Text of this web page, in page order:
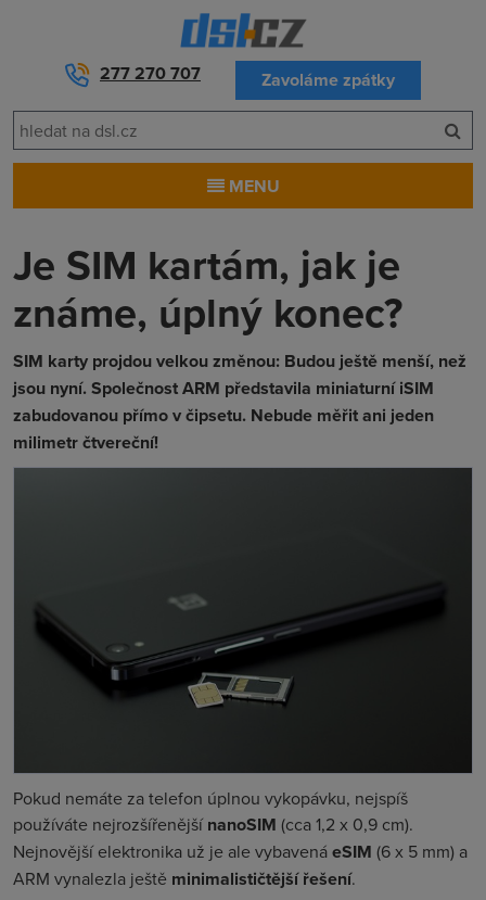
277 270 707 Zavoláme zpátky
MENU
Je SIM kartám, jak je
známe, úplný konec?
SIM karty projdou velkou změnou: Budou ještě menší, než
jsou nyní. Společnost ARM představila miniaturní iSIM
zabudovanou přímo v čipsetu. Nebude měřit ani jeden
milimetr čtvereční!
Pokud nemáte za telefon úplnou vykopávku, nejspíš
používáte nejrozšířenější nanoSIM (cca 1,2 x 0,9 cm).
Nejnovější elektronika už je ale vybavenáeSIM (6 x 5 mm) a
ARM vynalezla ještě minimalističtější řešení.